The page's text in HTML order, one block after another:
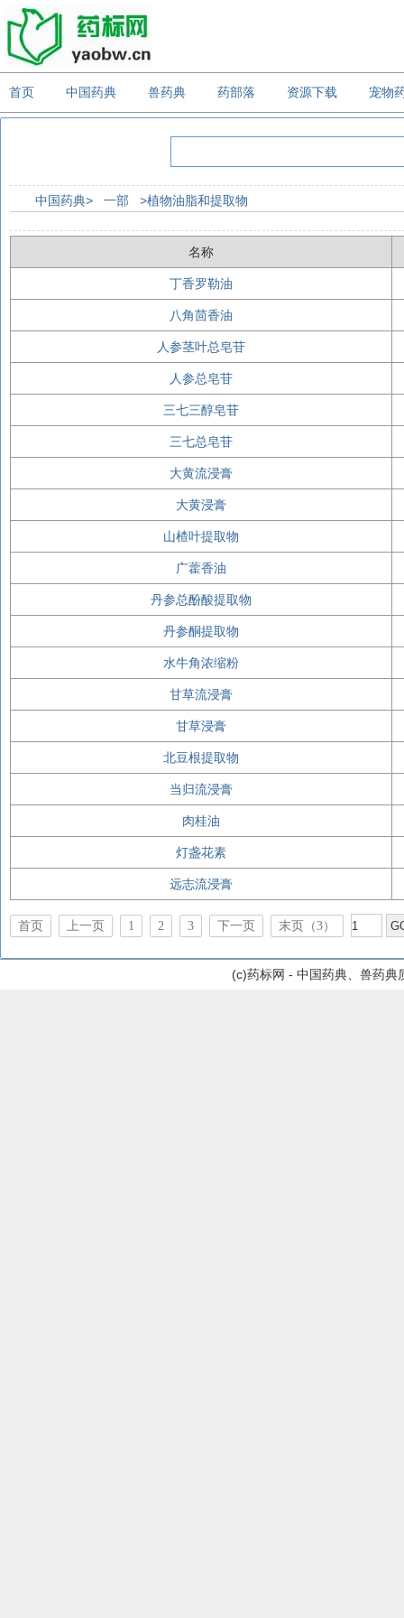
首页 中国药典 兽药典 药部落 资源下载 宠物
中国药典> 一部 >植物油脂和提取物
名称
丁香罗勒油
八角茴香油
人参茎叶总皂苷
人参总皂苷
三七三醇皂苷
三七总皂苷
大黄流浸膏
大黄浸膏
山楂叶提取物
广藿香油
丹参总酚酸提取物
丹参酮提取物
水牛角浓缩粉
甘草流浸膏
甘草浸膏
北豆根提取物
当归流浸膏
肉桂油
灯盏花素
远志流浸膏
首页 上一页 1 2 3 下一页 末页（3）
(c)药标网 - 中国药典、兽药典